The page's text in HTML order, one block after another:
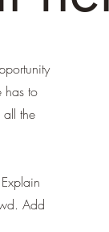
has to
the
Add